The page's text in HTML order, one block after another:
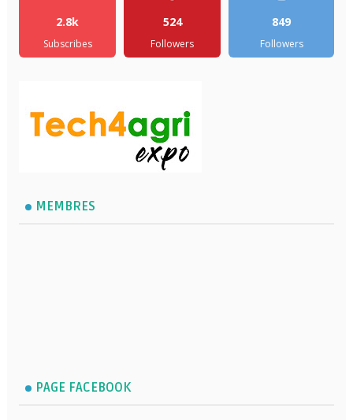
2.8k
Subscribes
524
Followers
849
Followers
MEMBRES
PAGE FACEBOOK